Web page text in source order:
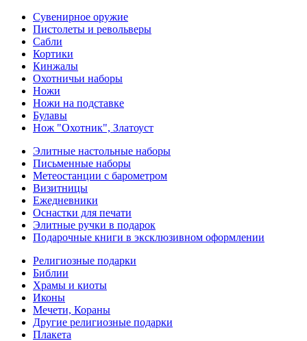
Сувенирное оружие
Пистолеты и револьверы
Сабли
Кортики
Кинжалы
Охотничьи наборы
Ножи
Ножи на подставке
Булавы
Нож "Охотник", Златоуст
Элитные настольные наборы
Письменные наборы
Метеостанции с барометром
Визитницы
Ежедневники
Оснастки для печати
Элитные ручки в подарок
Подарочные книги в эксклюзивном оформлении
Религиозные подарки
Библии
Храмы и киоты
Иконы
Мечети, Кораны
Другие религиозные подарки
Плакета